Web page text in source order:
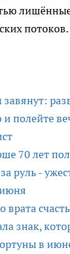
потоков.
и полейте
70 лет
руль -
врата
знак,
в